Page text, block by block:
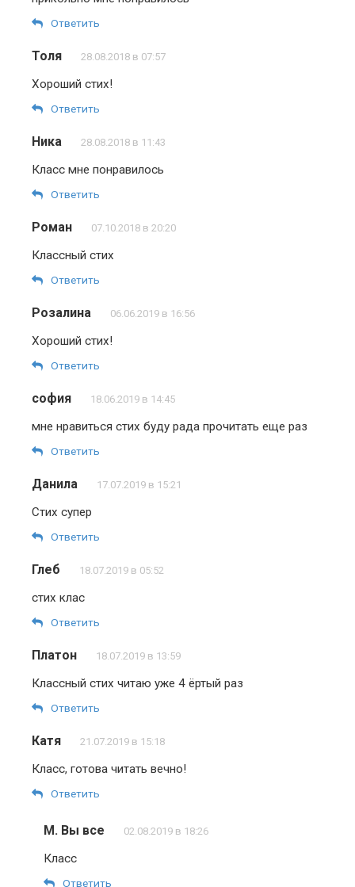
Ответить
Толя 28.08.2018 в 07:57
Хороший стих!
Ответить
Ника 28.08.2018 в 11:43
Класс мне понравилось
Ответить
Роман 07.10.2018 в 20:20
Классный стих
Ответить
Розалина 06.06.2019 в 16:56
Хороший стих!
Ответить
софия 18.06.2019 в 14:45
мне нравиться стих буду рада прочитать еще раз
Ответить
Данила 17.07.2019 в 15:21
Стих супер
Ответить
Глеб 18.07.2019 в 05:52
стих клас
Ответить
Платон 18.07.2019 в 13:59
Классный стих читаю уже 4 ёртый раз
Ответить
Катя 21.07.2019 в 15:18
Класс, готова читать вечнo!
Ответить
М. Вы все 02.08.2019 в 18:26
Класс
Ответить